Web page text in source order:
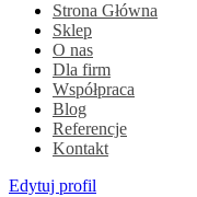
Strona Główna
Sklep
O nas
Dla firm
Współpraca
Blog
Referencje
Kontakt
Edytuj profil